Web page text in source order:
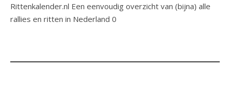
Rittenkalender.nl Een eenvoudig overzicht van (bijna) alle
rallies en ritten in Nederland 0